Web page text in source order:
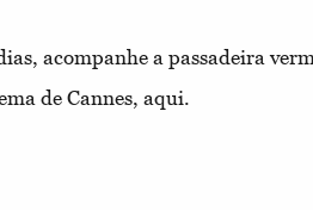
acompanhe a passadeira
de Cannes, aqui.